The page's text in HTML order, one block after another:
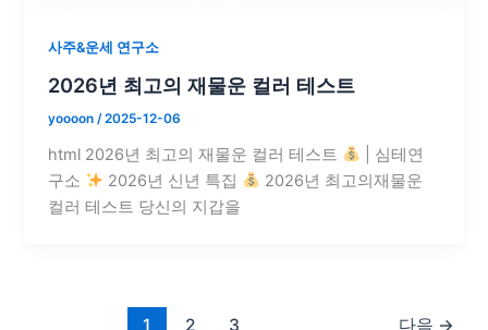
사주&운세 연구소
2026년 최고의 재물운 컬러 테스트
yoooon/2025-12-06
html 2026년 최고의 재물운 컬러 테스트
| 심테연
구소
2026년 신년 특집
2026년 최고의재물운
컬러 테스트 당신의 지갑을
1 2 3 다음 →